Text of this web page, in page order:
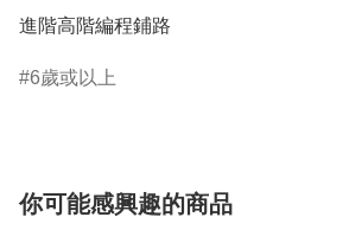
進階高階編程鋪路
6歲或以上
你可能感興趣的商品